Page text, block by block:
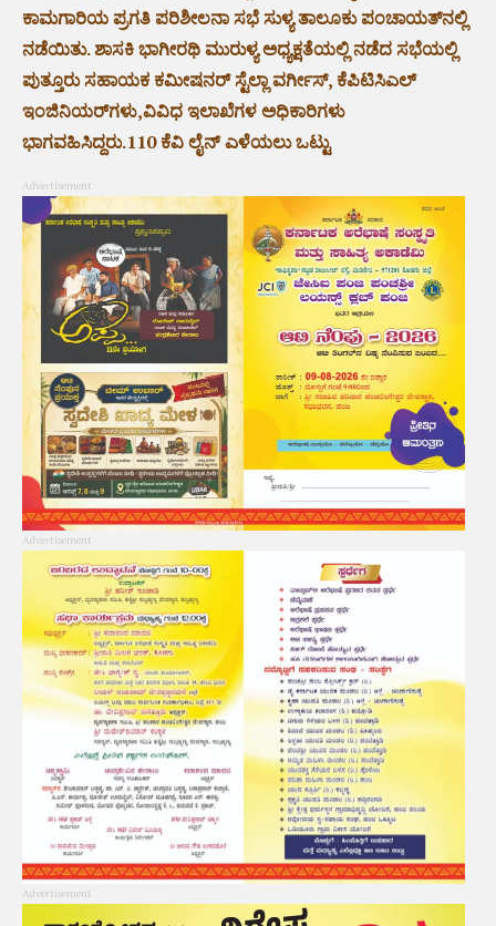
ಕಾಮಗಾರಿಯ ಪ್ರಗತಿ ಪರಿಶೀಲನಾ ಸಭೆ ಸುಳ್ಯ ತಾಲೂಕು ಪಂಚಾಯತ್‌ನಲ್ಲಿ
ನಡೆಯಿತು. ಶಾಸಕಿ ಭಾಗೀರಥಿ ಮುರುಳ್ಯ ಅಧ್ಯಕ್ಷತೆಯಲ್ಲಿ ನಡೆದ ಸಭೆಯಲ್ಲಿ
ಪುತ್ತೂರು ಸಹಾಯಕ ಕಮೀಷನರ್ ಸ್ಟೆಲ್ಲಾ ವರ್ಗೀಸ್, ಕೆಪಿಟಿಸಿಎಲ್
ಇಂಜಿನಿಯರ್‌ಗಳು,ವಿವಿಧ ಇಲಾಖೆಗಳ ಅಧಿಕಾರಿಗಳು
ಭಾಗವಹಿಸಿದ್ದರು.110 ಕೆವಿ ಲೈನ್ ಎಳೆಯಲು ಒಟ್ಟು
Advertisement
Advertisement
Advertisement